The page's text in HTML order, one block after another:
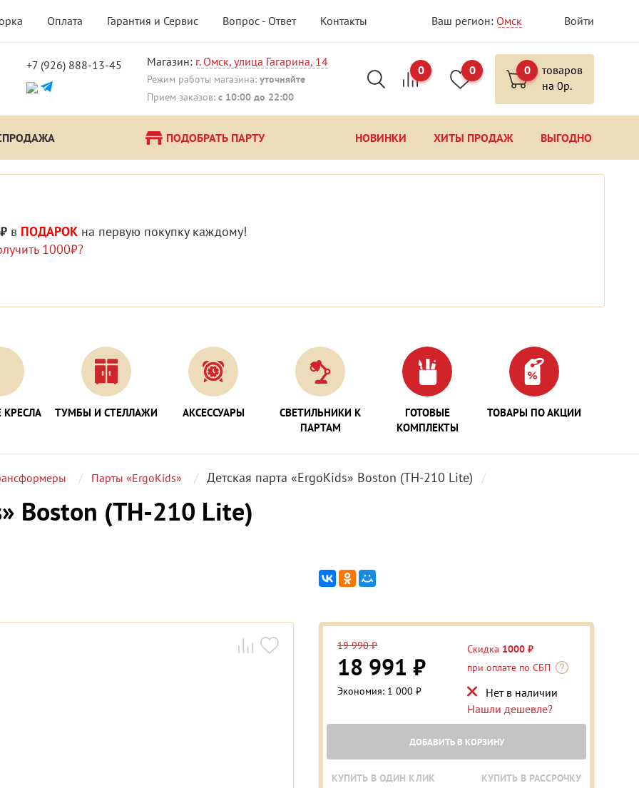
Оплата Гарантия и Сервис Вопрос - Ответ Контакты Ваш регион: Омск Войти
+7 (926) 888-13-45 Магазин: г. Омск, улица Гагарина, 14
Режим работы магазина: уточняйте
Прием заказов: с 10:00 до 22:00
0 0 0
товаров
на 0р.
ПОДОБРАТЬ ПАРТУ НОВИНКИ ХИТЫ ПРОДАЖ ВЫГОДНО
в ПОДАРОК на первую покупку каждому!
1000₽?
КРЕСЛА ТУМБЫ И СТЕЛЛАЖИ АКСЕССУАРЫ
СВЕТИЛЬНИКИ К
ПАРТАМ
ГОТОВЫЕ
КОМПЛЕКТЫ
ТОВАРЫ ПО АКЦИИ
Парты «ErgoKids» Детская парта «ErgoKids» Boston (TH-210 Lite)
Boston (TH-210 Lite)
19 990 ₽
18 991 ₽
Экономия: 1 000 ₽
Скидка 1000 ₽
при оплате по СБП
Нет в наличии
Нашли дешевле?
ДОБАВИТЬ В КОРЗИНУ
КУПИТЬ В ОДИН КЛИК КУПИТЬ В РАССРОЧКУ